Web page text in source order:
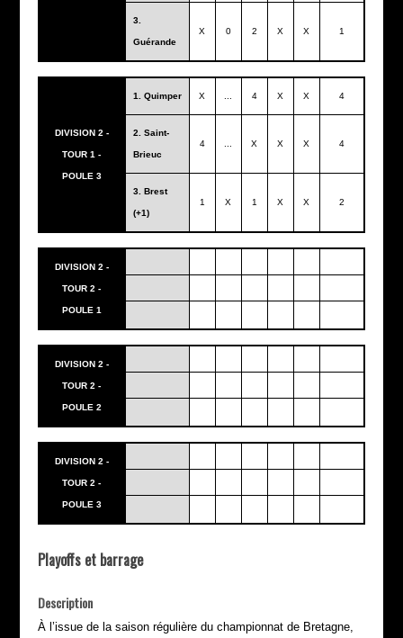
3.
Guérande
X 0 2 X X 1
DIVISION 2 -
TOUR 1 -
POULE 3
1. Quimper X 4 X X 4
2. Saint-
Brieuc
4 X X X 4
3. Brest
(+1)
1 X 1 X X 2
DIVISION 2 -
TOUR 2 -
POULE 1
DIVISION 2 -
TOUR 2 -
POULE 2
DIVISION 2 -
TOUR 2 -
POULE 3
Playoffs et barrage
Description
À l’issue de la saison régulière du championnat de Bretagne,